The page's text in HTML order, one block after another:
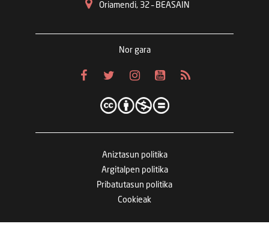
Oriamendi, 32 – BEASAIN
Nor gara
Aniztasun politika
Argitalpen politika
Pribatutasun politika
Cookieak